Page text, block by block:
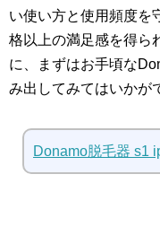
い使い方と使用頻度を
格以上の満足感を得ら
に、まずはお手頃な
み出してみてはいかが
Donamo脱毛器 s1